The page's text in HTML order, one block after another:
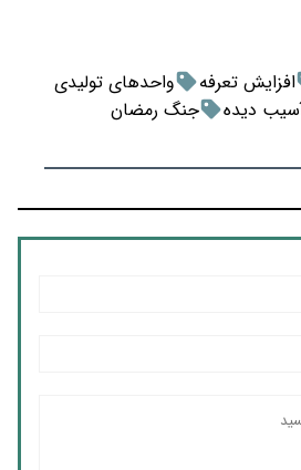
افزایش تعرفه
واحدهای تولیدی
دیده
جنگ رمضان